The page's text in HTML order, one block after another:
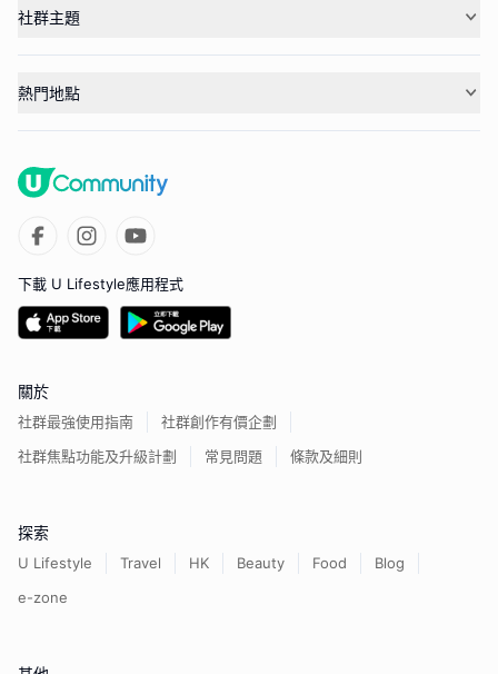
社群主題
熱門地點
下載 U Lifestyle應用程式
關於
社群最強使用指南
社群創作有價企劃
社群焦點功能及升級計劃
常見問題 條款及細則
探索
U Lifestyle Travel HK Beauty Food
Blog
e-zone